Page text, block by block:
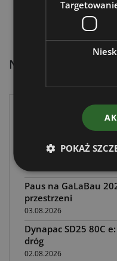
Najnowsze
CST Transporte z
Steelwrist XTR:
Paus na GaLaBau
przestrzeni
03.08.2026
Dynapac SD25 80C
dróg
02.08.2026
POKAŻ